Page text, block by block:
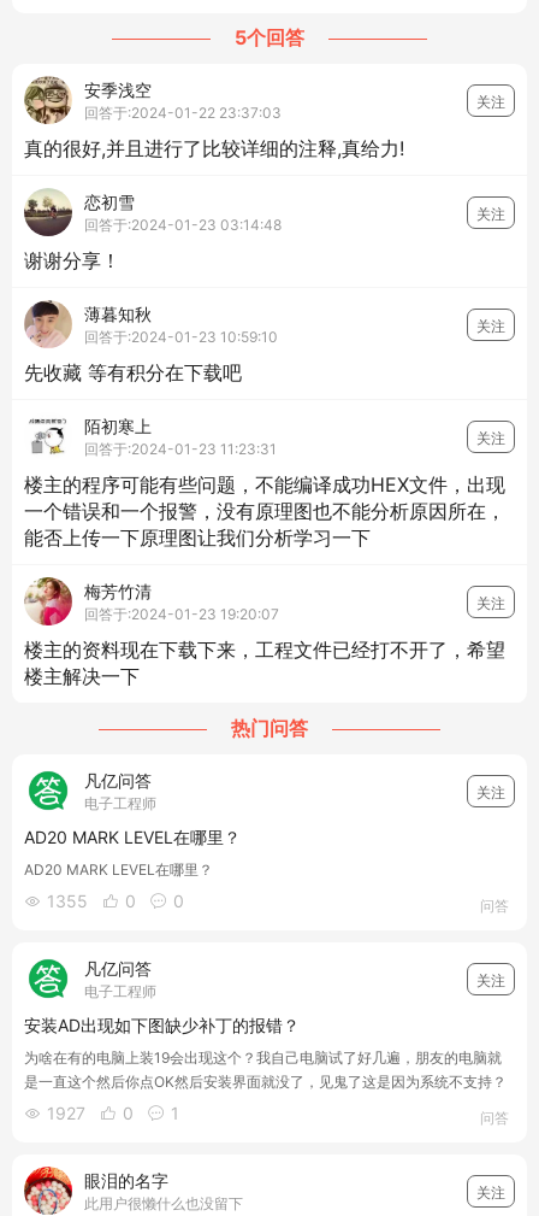
5个回答
安季浅空
回答于:2024-01-22 23:37:03
关注
真的很好,并且进行了比较详细的注释,真给力!
恋初雪
回答于:2024-01-23 03:14:48
关注
谢谢分享！
薄暮知秋
回答于:2024-01-23 10:59:10
关注
先收藏 等有积分在下载吧
陌初寒上
回答于:2024-01-23 11:23:31
关注
楼主的程序可能有些问题，不能编译成功HEX文件，出现
一个错误和一个报警，没有原理图也不能分析原因所在，
能否上传一下原理图让我们分析学习一下
梅芳竹清
回答于:2024-01-23 19:20:07
关注
楼主的资料现在下载下来，工程文件已经打不开了，希望
楼主解决一下
热门问答
凡亿问答
电子工程师
关注
AD20 MARK LEVEL在哪里？
AD20 MARK LEVEL在哪里？
 1355  0  0 问答
凡亿问答
电子工程师
关注
安装AD出现如下图缺少补丁的报错？
为啥在有的电脑上装19会出现这个？我自己电脑试了好几遍，朋友的电脑就
是一直这个然后你点OK然后安装界面就没了，见鬼了这是因为系统不支持？
 1927  0  1 问答
眼泪的名字
此用户很懒什么也没留下
关注